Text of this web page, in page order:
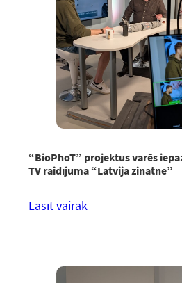
“BioPhoT” projektus varēs
TV raidījumā “Latvija zinātnē”
Lasīt vairāk